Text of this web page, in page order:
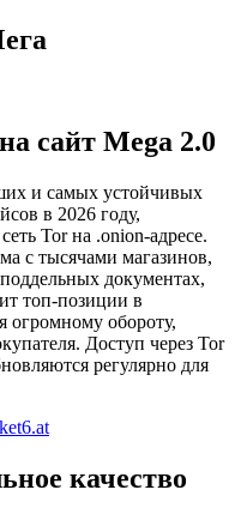
сайт Mega 2.0
и самых устойчивых
в 2026 году,
Tor на .onion-адресе.
с тысячами магазинов,
документах,
топ-позиции в
огромному обороту,
Доступ через Tor
регулярно для
качество